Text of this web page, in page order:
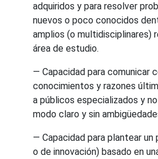
adquiridos y para resolver
nuevos o poco conocidos
amplios (o multidisciplinares)
área de estudio.
— Capacidad para comunicar
conocimientos y razones
a públicos especializados y
modo claro y sin
— Capacidad para plantear
o de innovación) basado en